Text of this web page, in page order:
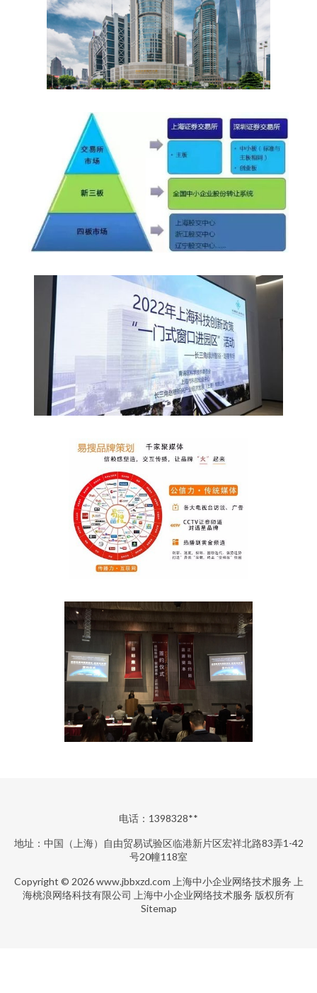
电话：1398328**
地址：中国（上海）自由贸易试验区临港新片区宏祥北路83弄1-42
号20幢118室
Copyright © 2026www.jbbxzd.com 上海中小企业网络技术服务 上
海桃浪网络科技有限公司
上海中小企业网络技术服务 版权所有
Sitemap